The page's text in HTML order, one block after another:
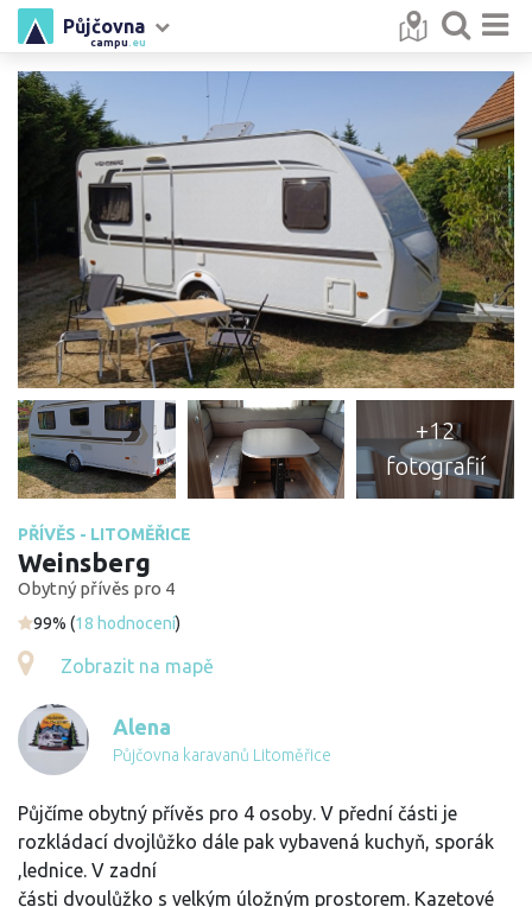
campu .eu
Půjčovna
PŘÍVĚS - LITOMĚŘICE
Weinsberg
Obytný přívěs pro 4
99% (18 hodnocení)
Zobrazit na mapě
Alena
Půjčovna karavanů Litoměřice
Půjčíme obytný přívěs pro 4 osoby. V přední části je
rozkládací dvojlůžko dále pak vybavená kuchyň, sporák
,lednice. V zadní
části dvoulůžko s velkým úložným prostorem. Kazetové
+12
fotografií